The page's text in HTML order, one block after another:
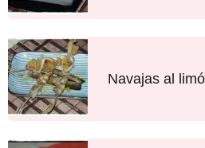
Navajas al